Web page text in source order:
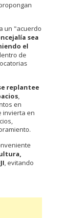
un "acuerdo
sea
el
de
replantee
,
en
invierta en
, evitando